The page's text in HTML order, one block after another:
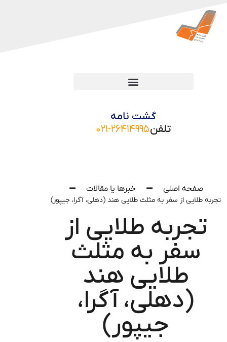
گشت نامه
تلفن۰۲۱-۲۶۴۱۴۹۹۵
صفحه اصلی خبرها یا مقالات
تجربه طلایی از سفر به مثلث طلایی هند (دهلی، آگرا، جیپور)
تجربه طلایی از
سفر به مثلث
طلایی هند
(دهلی، آگرا،
جیپور)